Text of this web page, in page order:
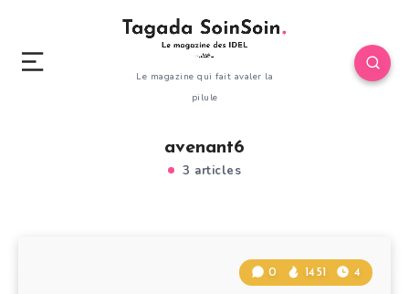
Le magazine qui fait avaler la
pilule
avenant6
3 articles
0 1451 4